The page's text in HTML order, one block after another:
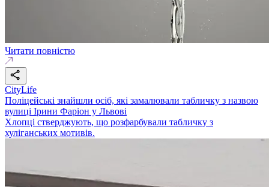
Читати повністю
CityLife
Поліцейські знайшли осіб, які замалювали табличку з назвою
вулиці Ірини Фаріон у Львові
Хлопці стверджують, що розфарбували табличку з
хуліганських мотивів.